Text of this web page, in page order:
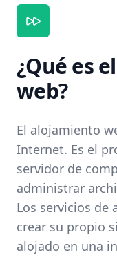
¿Qué es
web?
El alojamiento
Internet. Es el
servidor de
administrar
Los servicios de
crear su propio
alojado en una